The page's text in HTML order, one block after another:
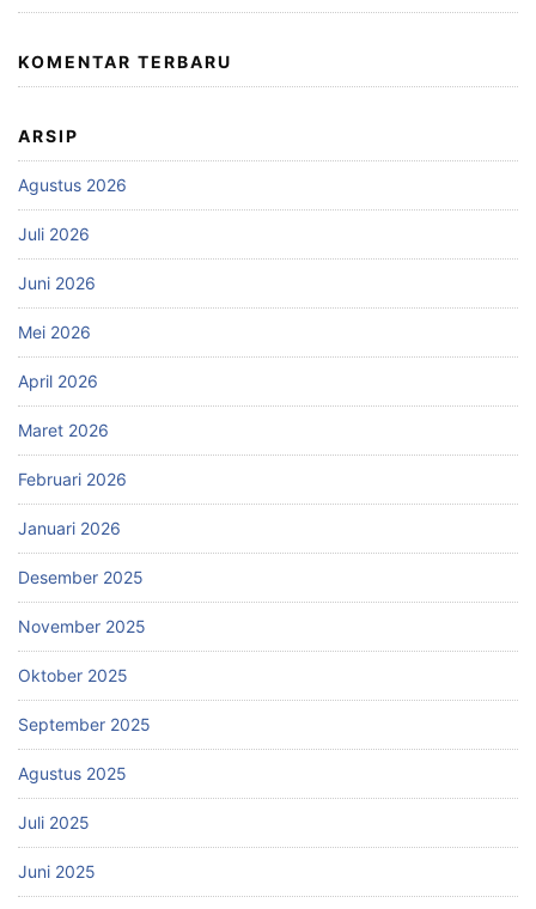
KOMENTAR TERBARU
ARSIP
Agustus 2026
Juli 2026
Juni 2026
Mei 2026
April 2026
Maret 2026
Februari 2026
Januari 2026
Desember 2025
November 2025
Oktober 2025
September 2025
Agustus 2025
Juli 2025
Juni 2025